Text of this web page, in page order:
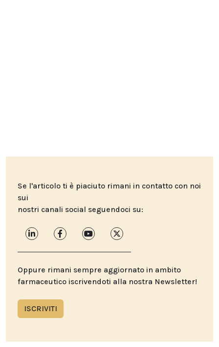
Se l'articolo ti è piaciuto rimani in contatto con noi
sui
nostri canali social seguendoci su:
Oppure rimani sempre aggiornato in ambito
farmaceutico iscrivendoti alla nostra Newsletter!
ISCRIVITI